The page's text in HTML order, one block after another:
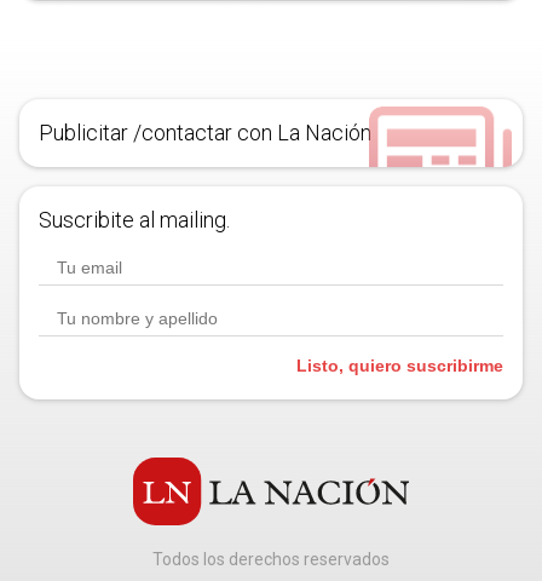
Publicitar /contactar con La Nación
Suscribite al mailing.
Listo, quiero suscribirme
Todos los derechos reservados